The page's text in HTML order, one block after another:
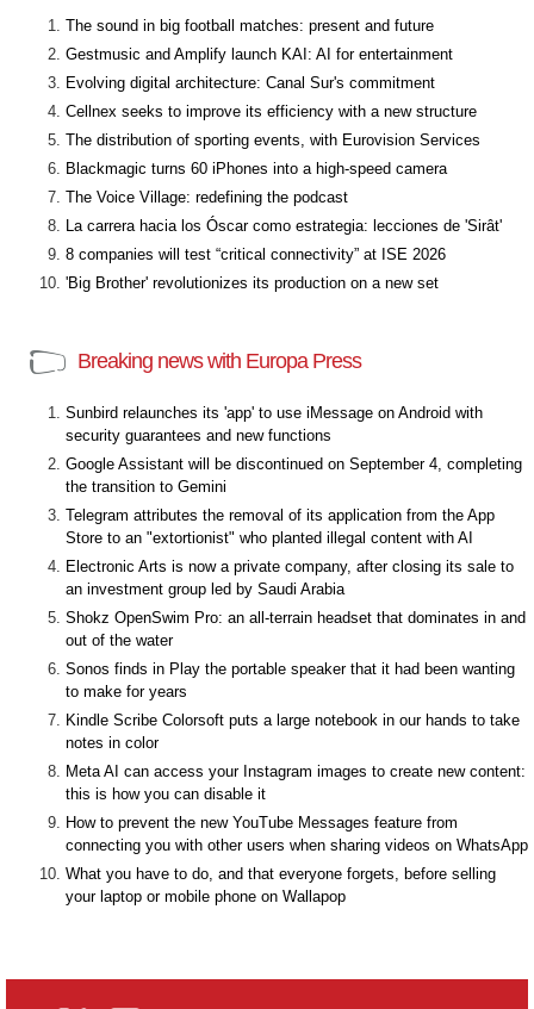
The sound in big football matches: present and future
Gestmusic and Amplify launch KAI: AI for entertainment
Evolving digital architecture: Canal Sur's commitment
Cellnex seeks to improve its efficiency with a new structure
The distribution of sporting events, with Eurovision Services
Blackmagic turns 60 iPhones into a high-speed camera
The Voice Village: redefining the podcast
La carrera hacia los Óscar como estrategia: lecciones de 'Sirât'
8 companies will test “critical connectivity” at ISE 2026
'Big Brother' revolutionizes its production on a new set
Breaking news with Europa Press
Sunbird relaunches its 'app' to use iMessage on Android with
security guarantees and new functions
Google Assistant will be discontinued on September 4, completing
the transition to Gemini
Telegram attributes the removal of its application from the App
Store to an "extortionist" who planted illegal content with AI
Electronic Arts is now a private company, after closing its sale to
an investment group led by Saudi Arabia
Shokz OpenSwim Pro: an all-terrain headset that dominates in and
out of the water
Sonos finds in Play the portable speaker that it had been wanting
to make for years
Kindle Scribe Colorsoft puts a large notebook in our hands to take
notes in color
Meta AI can access your Instagram images to create new content:
this is how you can disable it
How to prevent the new YouTube Messages feature from
connecting you with other users when sharing videos on WhatsApp
What you have to do, and that everyone forgets, before selling
your laptop or mobile phone on Wallapop